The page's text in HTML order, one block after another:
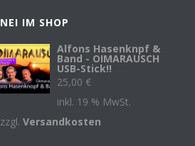
NEI IM SHOP
Alfons Hasenknpf &
Band - OIMARAUSCH
USB-Stick!!
25,00 €
inkl. 19 % MwSt.
zzgl. Versandkosten